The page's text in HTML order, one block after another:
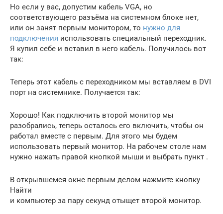
Но если у вас, допустим кабель VGA, но
соответствующего разъёма на системном блоке нет,
или он занят первым монитором, то нужно для
подключения использовать специальный переходник.
Я купил себе и вставил в него кабель. Получилось вот
так:
Теперь этот кабель с переходником мы вставляем в DVI
порт на системнике. Получается так:
Хорошо! Как подключить второй монитор мы
разобрались, теперь осталось его включить, чтобы он
работал вместе с первым. Для этого мы будем
использовать первый монитор. На рабочем столе нам
нужно нажать правой кнопкой мыши и выбрать пункт .
В открывшемся окне первым делом нажмите кнопку
Найти
и компьютер за пару секунд отыщет второй монитор.